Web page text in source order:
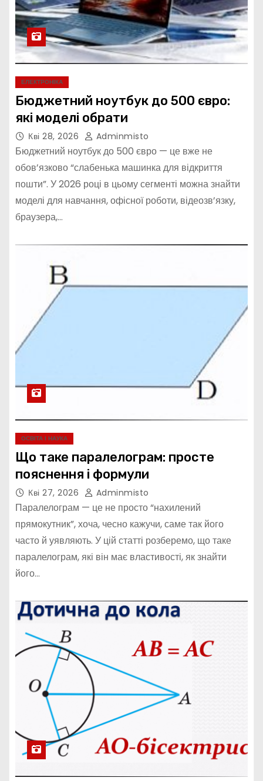
ЕЛЕКТРОНІКА
Бюджетний ноутбук до 500 євро:
які моделі обрати
Кві 28, 2026 Adminmisto
Бюджетний ноутбук до 500 євро — це вже не
обов’язково “слабенька машинка для відкриття
пошти”. У 2026 році в цьому сегменті можна знайти
моделі для навчання, офісної роботи, відеозв’язку,
браузера,…
ОСВІТА І НАУКА
Що таке паралелограм: просте
пояснення і формули
Кві 27, 2026 Adminmisto
Паралелограм — це не просто “нахилений
прямокутник”, хоча, чесно кажучи, саме так його
часто й уявляють. У цій статті розберемо, що таке
паралелограм, які він має властивості, як знайти
його…